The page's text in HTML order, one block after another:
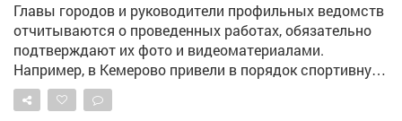
Главы городов и руководители профильных ведомств
отчитываются о проведенных работах, обязательно
подтверждают их фото и видеоматериалами.
Например, в Кемерово привели в порядок спортивную
площадку на Притомской набережной. Обновили
лавочки, заменили сетки на кольцах и воротах,